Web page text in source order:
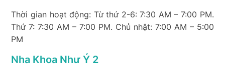
Thời gian hoạt động: Từ thứ 2-6: 7:30 AM – 7:00 PM.
Thứ 7: 7:30 AM – 7:00 PM. Chủ nhật: 7:00 AM – 5:00
PM
Nha Khoa Như Ý 2